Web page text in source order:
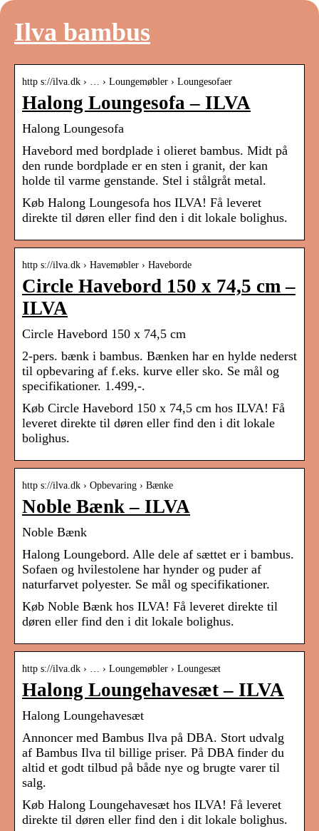
Ilva bambus
http s://ilva.dk › … › Loungemøbler › Loungesofaer
Halong Loungesofa – ILVA
Halong Loungesofa
Havebord med bordplade i olieret bambus. Midt på
den runde bordplade er en sten i granit, der kan
holde til varme genstande. Stel i stålgråt metal.
Køb Halong Loungesofa hos ILVA! Få leveret
direkte til døren eller find den i dit lokale bolighus.
http s://ilva.dk › Havemøbler › Haveborde
Circle Havebord 150 x 74,5 cm –
ILVA
Circle Havebord 150 x 74,5 cm
2-pers. bænk i bambus. Bænken har en hylde nederst
til opbevaring af f.eks. kurve eller sko. Se mål og
specifikationer. 1.499,-.
Køb Circle Havebord 150 x 74,5 cm hos ILVA! Få
leveret direkte til døren eller find den i dit lokale
bolighus.
http s://ilva.dk › Opbevaring › Bænke
Noble Bænk – ILVA
Noble Bænk
Halong Loungebord. Alle dele af sættet er i bambus.
Sofaen og hvilestolene har hynder og puder af
naturfarvet polyester. Se mål og specifikationer.
Køb Noble Bænk hos ILVA! Få leveret direkte til
døren eller find den i dit lokale bolighus.
http s://ilva.dk › … › Loungemøbler › Loungesæt
Halong Loungehavesæt – ILVA
Halong Loungehavesæt
Annoncer med Bambus Ilva på DBA. Stort udvalg
af Bambus Ilva til billige priser. På DBA finder du
altid et godt tilbud på både nye og brugte varer til
salg.
Køb Halong Loungehavesæt hos ILVA! Få leveret
direkte til døren eller find den i dit lokale bolighus.